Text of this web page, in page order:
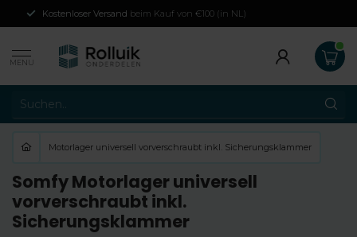
Kostenloser Versand beim Kauf von €100 (in NL)
MENU
Motorlager universell vorverschraubt inkl. Sicherungsklammer
Somfy Motorlager universell
vorverschraubt inkl.
Sicherungsklammer